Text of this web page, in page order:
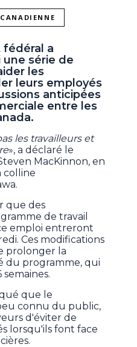
a
série de
les
leurs employés
anticipées
entre les
les travailleurs et
», a déclaré le
MacKinnon, en
colline
que des
de travail
emploi entreront
Ces modifications
prolonger la
du programme, qui
que le
connu du public,
d'éviter de
lorsqu'ils font face